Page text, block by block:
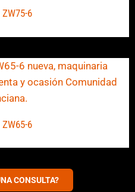
6
6
CONSULTA?